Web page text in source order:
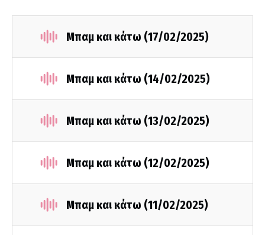
Μπαμ και κάτω (17/02/2025)
Μπαμ και κάτω (14/02/2025)
Μπαμ και κάτω (13/02/2025)
Μπαμ και κάτω (12/02/2025)
Μπαμ και κάτω (11/02/2025)